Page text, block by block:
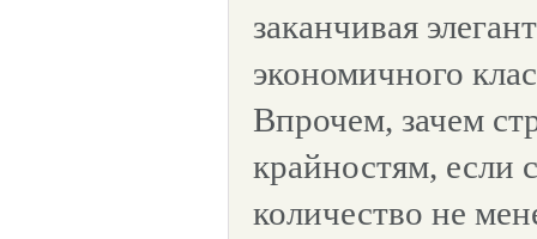
заканчивая
экономичного
Впрочем, зачем
крайностям, если
количество не